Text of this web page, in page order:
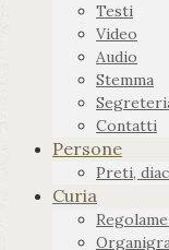
Testi
Video
Audio
Stemma
Contatti
Persone
Preti,
Curia